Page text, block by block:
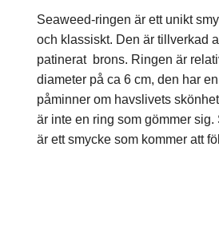
Seaweed-ringen är ett unikt
och klassiskt. Den är tillverkad
patinerat brons. Ringen är
diameter på ca 6 cm, den har
påminner om havslivets
är inte en ring som gömmer
är ett smycke som kommer att